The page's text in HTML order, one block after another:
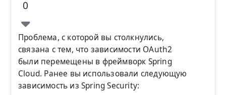
0
Проблема, с которой вы столкнулись,
связана с тем, что зависимости OAuth2
были перемещены в фреймворк Spring
Cloud. Ранее вы использовали следующую
зависимость из Spring Security: